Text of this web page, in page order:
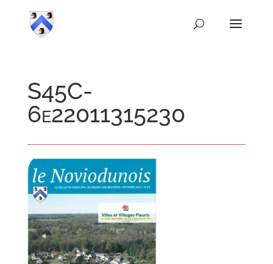
S45C-
6e22011315230